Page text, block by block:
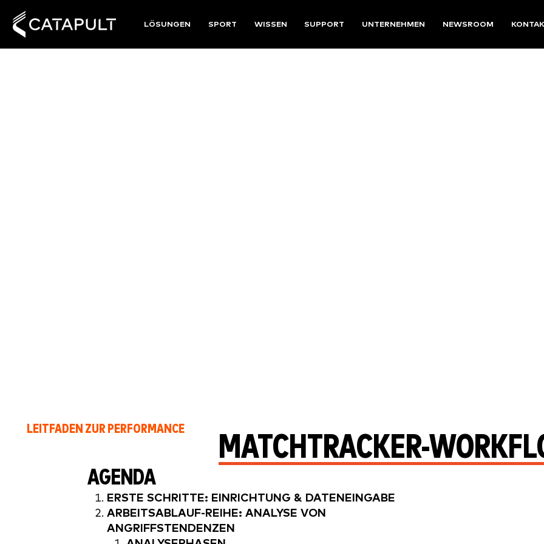
LÖSUNGEN SPORT WISSEN SUPPORT UNTERNEHMEN NEWSROOM
LEITFADEN ZUR PERFORMANCE
MATCHTRACKER-
AGENDA
ERSTE SCHRITTE: EINRICHTUNG & DATENEINGABE
ARBEITSABLAUF-REIHE: ANALYSE VON
ANGRIFFSTENDENZEN